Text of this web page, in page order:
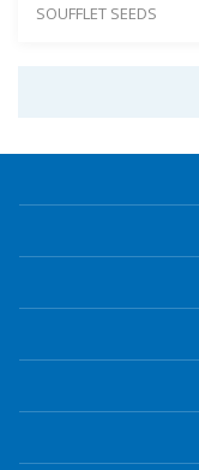
SOUFFLET SEEDS